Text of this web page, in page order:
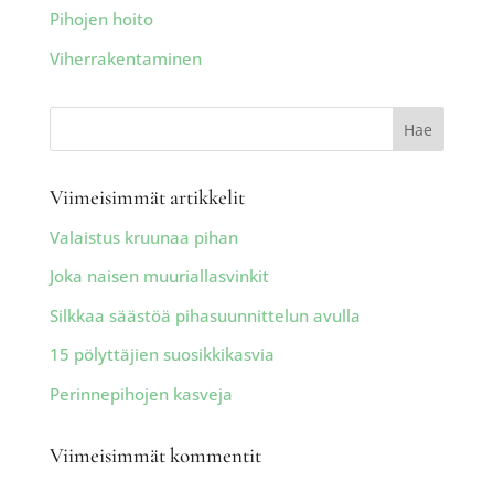
Pihojen hoito
Viherrakentaminen
Viimeisimmät artikkelit
Valaistus kruunaa pihan
Joka naisen muuriallasvinkit
Silkkaa säästöä pihasuunnittelun avulla
15 pölyttäjien suosikkikasvia
Perinnepihojen kasveja
Viimeisimmät kommentit